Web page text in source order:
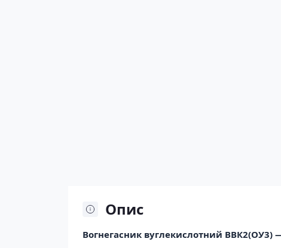
Опис
Вогнегасник вуглекислотний ВВК2(ОУ3)